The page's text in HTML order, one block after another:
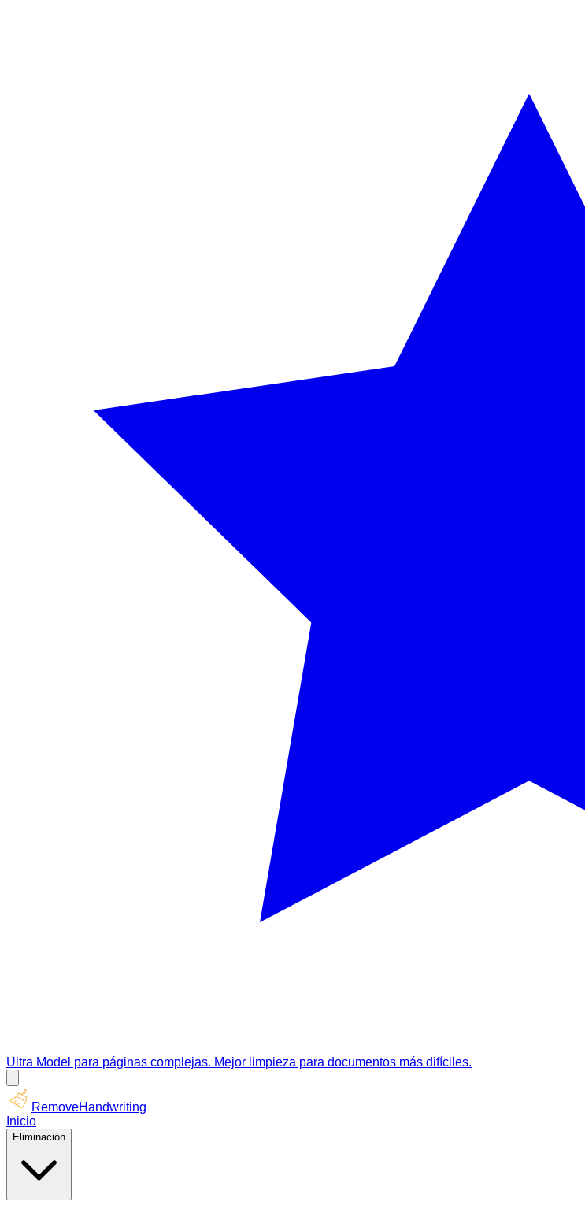
Ultra Model para páginas complejas. Mejor limpieza para documentos más difíciles.
RemoveHandwriting
Inicio
Eliminación